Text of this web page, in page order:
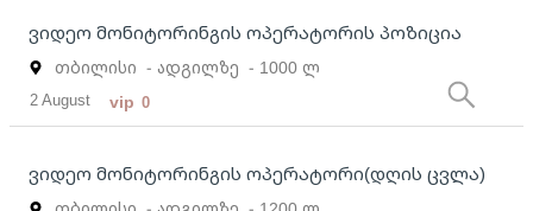
ვიდეო მონიტორინგის ოპერატორის პოზიცია
თბილისი - ადგილზე - 1000 ლ
2 August vip 0
ვიდეო მონიტორინგის ოპერატორი(დღის ცვლა)